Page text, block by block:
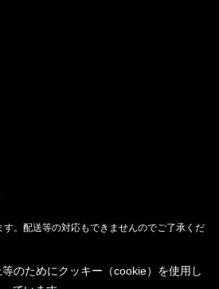
。配送等の対応もできませんのでご了承くだ
のためにクッキー（cookie）を使用し